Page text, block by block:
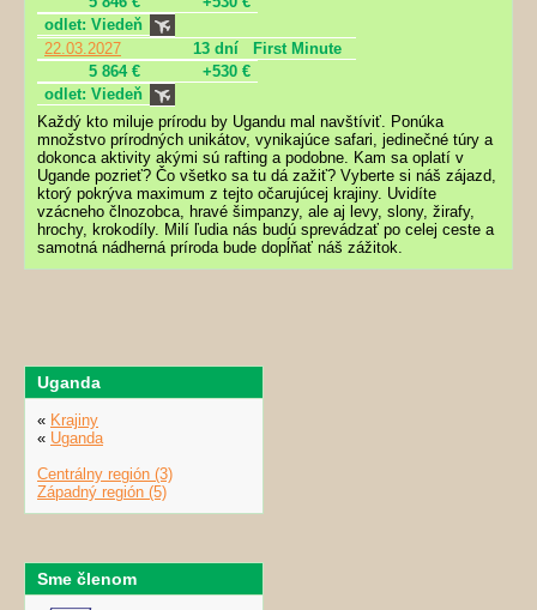
odlet: Viedeň
22.03.2027
13 dní
First Minute
5 864 €
+530 €
odlet: Viedeň
Každý kto miluje prírodu by Ugandu mal navštíviť. Ponúka
množstvo prírodných unikátov, vynikajúce safari, jedinečné túry a
dokonca aktivity akými sú rafting a podobne. Kam sa oplatí v
Ugande pozrieť? Čo všetko sa tu dá zažiť? Vyberte si náš zájazd,
ktorý pokrýva maximum z tejto očarujúcej krajiny. Uvidíte
vzácneho člnozobca, hravé šimpanzy, ale aj levy, slony, žirafy,
hrochy, krokodíly. Milí ľudia nás budú sprevádzať po celej ceste a
samotná nádherná príroda bude dopĺňať náš zážitok.
Uganda
« Krajiny
« Uganda
Centrálny región (3)
Západný región (5)
Sme členom